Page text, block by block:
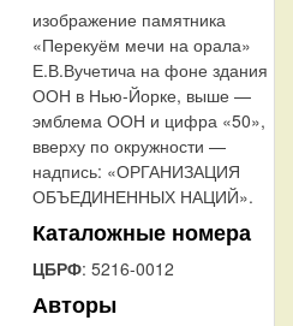
изображение памятника
«Перекуём мечи на орала»
Е.В.Вучетича на фоне здания
ООН в Нью-Йорке, выше —
эмблема ООН и цифра «50»,
вверху по окружности —
надпись: «ОРГАНИЗАЦИЯ
ОБЪЕДИНЕННЫХ НАЦИЙ».
Каталожные номера
ЦБРФ: 5216-0012
Авторы